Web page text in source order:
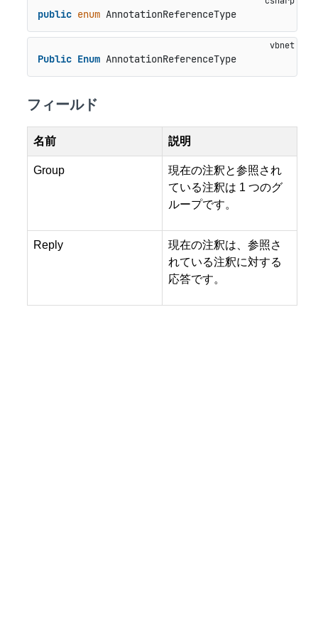
public enum AnnotationReferenceType
Public Enum AnnotationReferenceType
フィールド
名前 説明
Group
現在の注釈と参照され
ている注釈は 1 つのグ
ループです。
Reply
現在の注釈は、参照さ
れている注釈に対する
応答です。